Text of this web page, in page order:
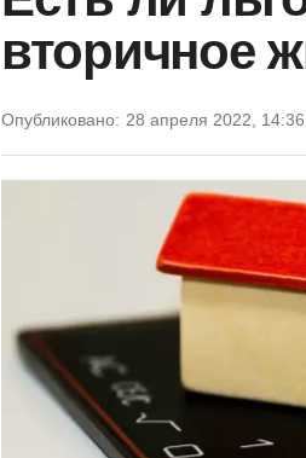
вторичное
Опубликовано: 28 апреля 2022, 14:36